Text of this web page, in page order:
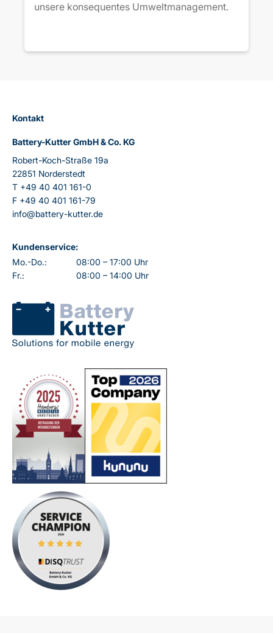
unsere konsequentes Umweltmanagement.
Kontakt
Battery-Kutter GmbH & Co. KG
Robert-Koch-Straße 19a
22851 Norderstedt
T +49 40 401 161-0
F +49 40 401 161-79
info@battery-kutter.de
Kundenservice:
Mo.-Do.:
08:00 – 17:00 Uhr
Fr.:
08:00 – 14:00 Uhr